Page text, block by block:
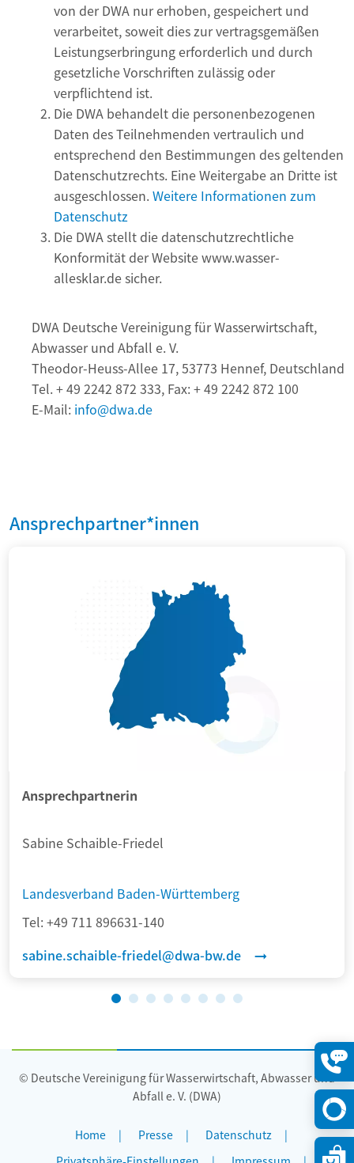
von der DWA nur erhoben, gespeichert und
verarbeitet, soweit dies zur vertragsgemäßen
Leistungserbringung erforderlich und durch
gesetzliche Vorschriften zulässig oder
verpflichtend ist.
Die DWA behandelt die personenbezogenen
Daten des Teilnehmenden vertraulich und
entsprechend den Bestimmungen des geltenden
Datenschutzrechts. Eine Weitergabe an Dritte ist
ausgeschlossen. Weitere Informationen zum
Datenschutz
Die DWA stellt die datenschutzrechtliche
Konformität der Website www.wasser-
allesklar.de sicher.
DWA Deutsche Vereinigung für Wasserwirtschaft,
Abwasser und Abfall e. V.
Theodor-Heuss-Allee 17, 53773 Hennef, Deutschland
Tel. + 49 2242 872 333, Fax: + 49 2242 872 100
E-Mail: info@dwa.de
Ansprechpartner*innen
Ansprechpartnerin
Sabine Schaible-Friedel
Landesverband Baden-Württemberg
Tel: +49 711 896631-140
sabine.schaible-friedel@dwa-bw.de
© Deutsche Vereinigung für Wasserwirtschaft, Abwasser und
Abfall e. V. (DWA)
Home Presse
Datenschutz